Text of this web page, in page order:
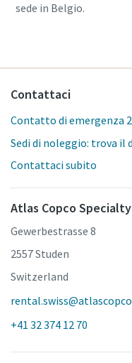
sede in Belgio.
Contattaci
Contatto di emergenza
Sedi di noleggio: trova il
Contattaci subito
Atlas Copco
Gewerbestrasse 8
2557 Studen
Switzerland
+41 32 374 12 70